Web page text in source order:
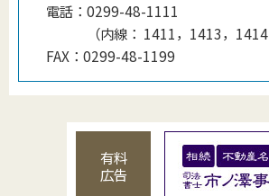
電話： 0299-48-1111
（内線 ： 1411，1413，1414
FAX： 0299-48-1199
有料
広告